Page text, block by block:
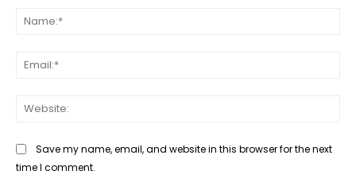
Save my name, email, and website in this browser for the next
time I comment.